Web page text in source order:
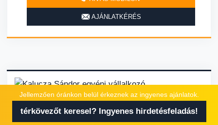
AJÁNLATKÉRÉS
lakásfelújítás generálkivitelező
Jellemzően óránkon belül érkeznek az ingyenes ajánlatok.
térkövezőt keresel? Ingyenes hirdetésfeladás!